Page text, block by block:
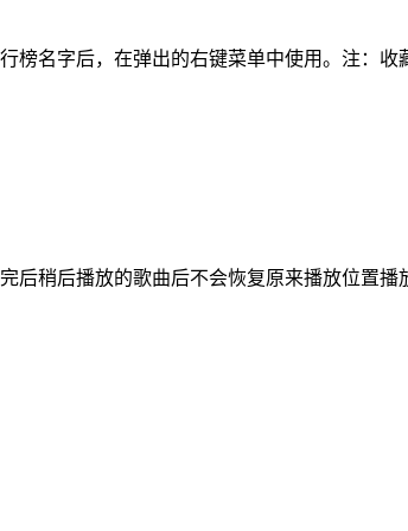
榜名字后，在弹出的右键菜单中使用。注：
后稍后播放的歌曲后不会恢复原来播放位置播